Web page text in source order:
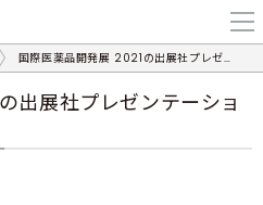
国際医薬品開発展 2021の出展社プレゼンテーションをアーカイブ配信中
出展社プレゼンテーショ